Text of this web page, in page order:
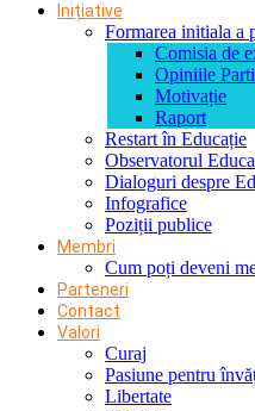
Inițiative
Formarea initiala a
Comisia de
Opiniile
Motivație
Raport
Restart în Educație
Observatorul
Dialoguri despre
Infografice
Poziții publice
Membri
Cum poți deveni
Parteneri
Contact
Valori
Curaj
Pasiune pentru
Libertate